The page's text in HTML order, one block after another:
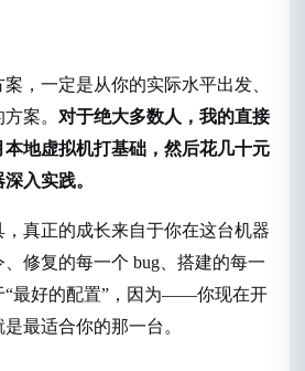
，一定是从你的实际水平出发、
案。 对于绝大多数人，我的直接
地虚拟机打基础，然后花几十元
入实践。
真正的成长来自于你在这台机器
、修复的每一个 bug、搭建的每一
“最好的配置”，因为——你现在开
最适合你的那一台。